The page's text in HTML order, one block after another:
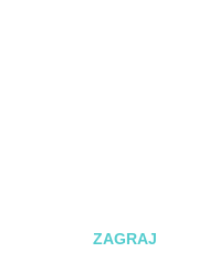
ZAGRAJ